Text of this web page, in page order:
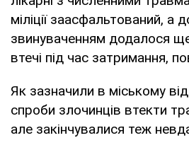
міліції заасфальтований, а
звинуваченням додалося
втечі під час затримання,
Як зазначили в міському
спроби злочинців втекти
але закінчувалися теж